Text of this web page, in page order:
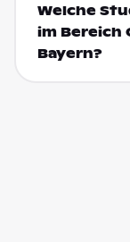
Welche
im Bereich
Bayern?